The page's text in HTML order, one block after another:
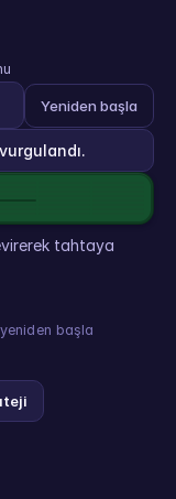
Yeniden başla
tahtaya
başla